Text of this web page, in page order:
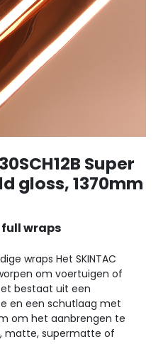
Super
gloss, 1370mm
wraps
wraps Het SKINTAC
om voertuigen of
bestaat uit een
en een schutlaag met
om het aanbrengen te
matte, supermatte of